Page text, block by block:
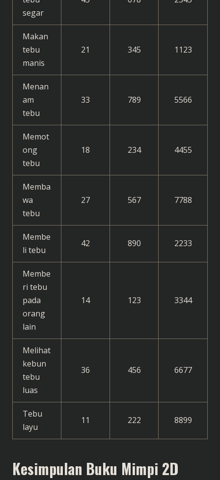
segar
Makan
tebu
manis
21 345 1123
Menan
am
tebu
33 789 5566
Memot
ong
tebu
18 234 4455
Memba
wa
tebu
27 567 7788
Membe
li tebu
42 890 2233
Membe
ri tebu
pada
orang
lain
14 123 3344
Melihat
kebun
tebu
luas
36 456 6677
Tebu
layu
11 222 8899
Kesimpulan Buku Mimpi 2D